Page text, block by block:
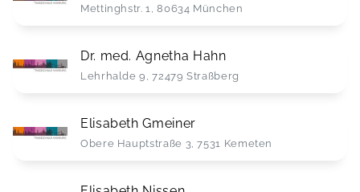
Mettinghstr. 1, 80634 München
Dr. med. Agnetha Hahn
Lehrhalde 9, 72479 Straßberg
Elisabeth Gmeiner
Obere Hauptstraße 3, 7531 Kemeten